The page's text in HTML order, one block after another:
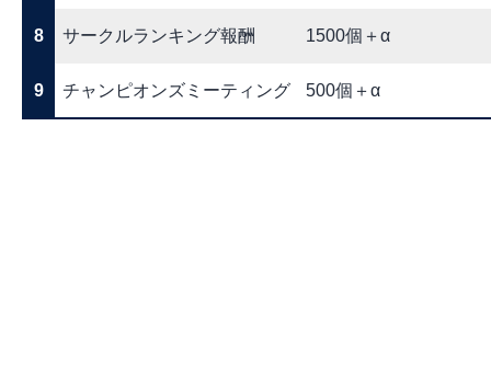
8 サークルランキング報酬 1500個＋α
9 チャンピオンズミーティング 500個＋α